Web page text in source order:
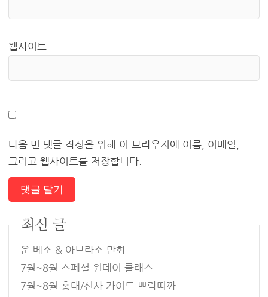
웹사이트
다음 번 댓글 작성을 위해 이 브라우저에 이름, 이메일,
그리고 웹사이트를 저장합니다.
최신 글
운 베소 & 아브라소 만화
7월~8월 스페셜 원데이 클래스
7월~8월 홍대/신사 가이드 쁘락띠까